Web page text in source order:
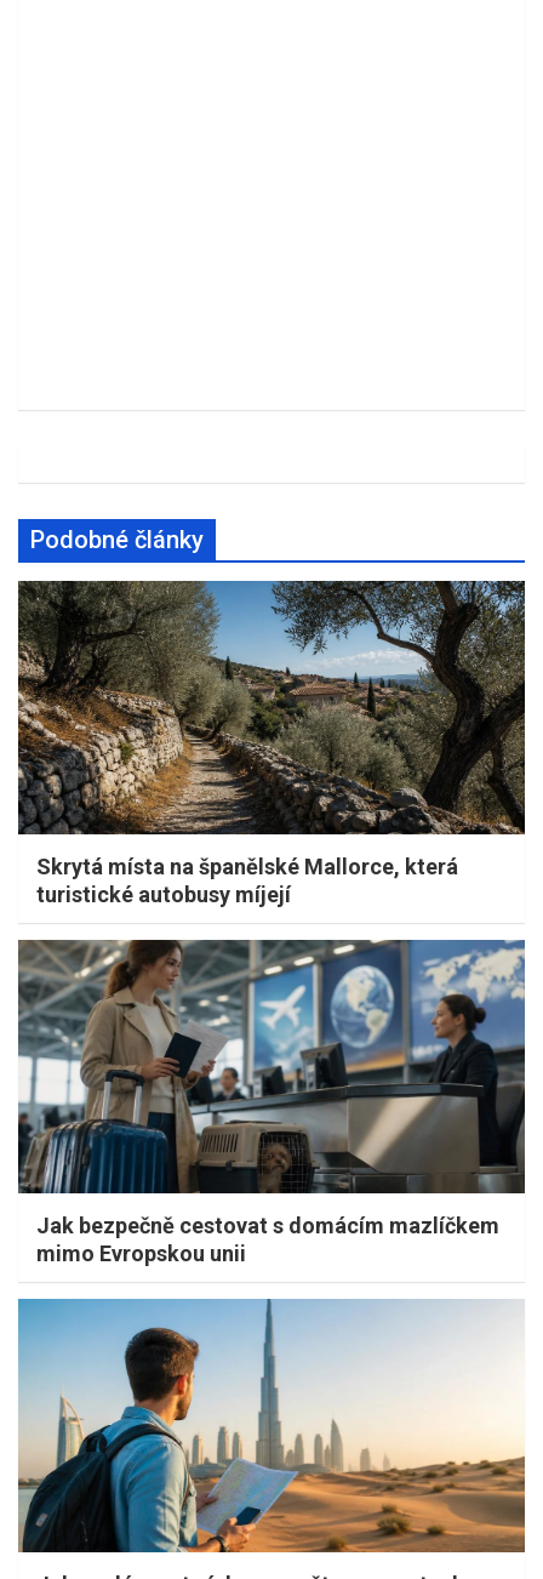
Podobné články
Skrytá místa na španělské Mallorce, která
turistické autobusy míjejí
Jak bezpečně cestovat s domácím mazlíčkem
mimo Evropskou unii